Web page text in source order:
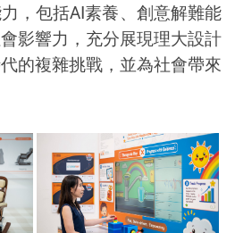
，包括AI素養、創意解難能
影響力，充分展現理大設計
的複雜挑戰，並為社會帶來